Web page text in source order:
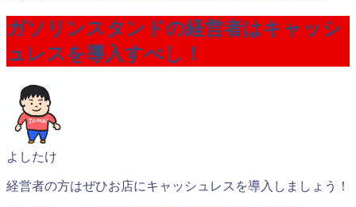
ガソリンスタンドの経営者はキャッシ
ュレスを導入すべし！
よしたけ
経営者の方はぜひお店にキャッシュレスを導入しましょう！